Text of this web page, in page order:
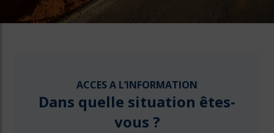
ACCES A L’INFORMATION
Dans quelle situation êtes-
vous ?